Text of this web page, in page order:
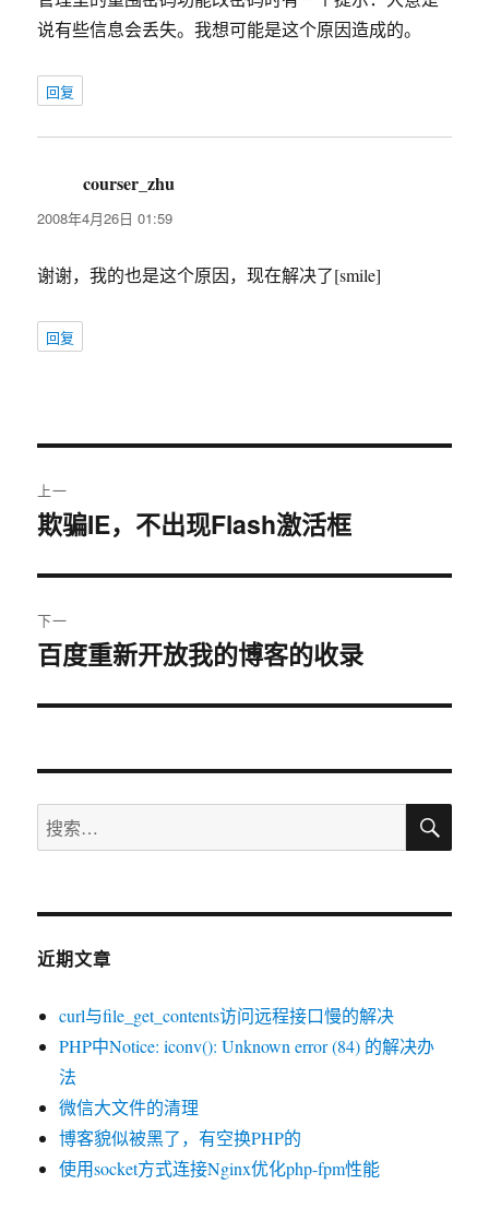
说有些信息会丢失。我想可能是这个原因造成的。
回复
courser_zhu
2008年4月26日 01:59
谢谢，我的也是这个原因，现在解决了[smile]
回复
章
航
上一
上
文
章：
欺骗IE，不出现Flash激活框
下一
下
文
百度重新开放我的博客的收录
搜
索：
搜
近期文章
curl与file_get_contents访问远程接口慢的解决
PHP中Notice: iconv(): Unknown error (84) 的解决办
法
微信大文件的清理
博客貌似被黑了，有空换PHP的
使用socket方式连接Nginx优化php-fpm性能